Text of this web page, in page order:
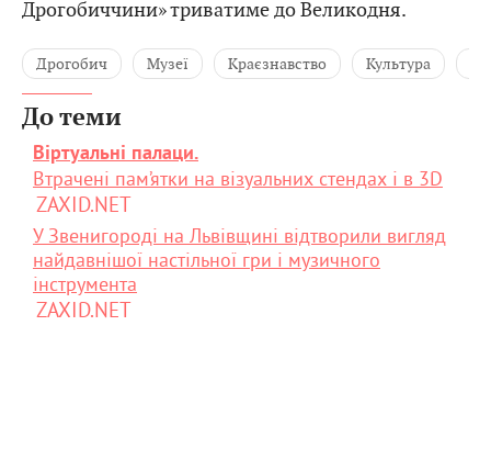
Дрогобиччини» триватиме до Великодня.
Дрогобич Музеї Краєзнавство Культура
До теми
Віртуальні палаци.
Втрачені пам’ятки на візуальних стендах і в 3D
ZAXID.NET
У Звенигороді на Львівщині відтворили вигляд
найдавнішої настільної гри і музичного
інструмента
ZAXID.NET